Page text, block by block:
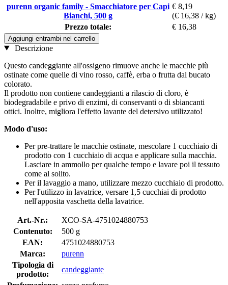
purenn organic family - Smacchiatore per Capi
Bianchi, 500 g
€ 8,19
(€ 16,38 / kg)
Prezzo totale:
€ 16,38
Aggiungi entrambi nel carrello
Descrizione
Questo candeggiante all'ossigeno rimuove anche le macchie più
ostinate come quelle di vino rosso, caffè, erba o frutta dal bucato
colorato.
Il prodotto non contiene candeggianti a rilascio di cloro, è
biodegradabile e privo di enzimi, di conservanti o di sbiancanti
ottici. Inoltre, migliora l'effetto lavante del detersivo utilizzato!
Modo d'uso:
Per pre-trattare le macchie ostinate, mescolare 1 cucchiaio di
prodotto con 1 cucchiaio di acqua e applicare sulla macchia.
Lasciare in ammollo per qualche tempo e lavare poi il tessuto
come al solito.
Per il lavaggio a mano, utilizzare mezzo cucchiaio di prodotto.
Per l'utilizzo in lavatrice, versare 1,5 cucchiai di prodotto
nell'apposita vaschetta della lavatrice.
Art.-Nr.:
XCO-SA-4751024880753
Contenuto:
500 g
EAN:
4751024880753
Marca:
purenn
Tipologia di
prodotto:
candeggiante